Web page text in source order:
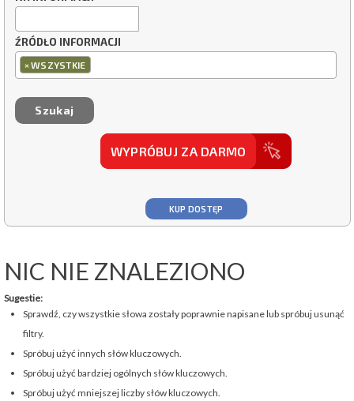
ŹRÓDŁO INFORMACJI
×WSZYSTKIE
WYPRÓBUJ ZA DARMO
KUP DOSTĘP
NIC NIE ZNALEZIONO
Sugestie:
Sprawdź, czy wszystkie słowa zostały poprawnie napisane lub spróbuj usunąć
filtry.
Spróbuj użyć innych słów kluczowych.
Spróbuj użyć bardziej ogólnych słów kluczowych.
Spróbuj użyć mniejszej liczby słów kluczowych.